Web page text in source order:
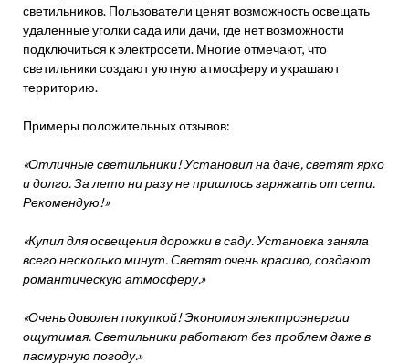
светильников. Пользователи ценят возможность освещать
удаленные уголки сада или дачи, где нет возможности
подключиться к электросети. Многие отмечают, что
светильники создают уютную атмосферу и украшают
территорию.
Примеры положительных отзывов:
«Отличные светильники! Установил на даче, светят ярко
и долго. За лето ни разу не пришлось заряжать от сети.
Рекомендую!»
«Купил для освещения дорожки в саду. Установка заняла
всего несколько минут. Светят очень красиво, создают
романтическую атмосферу.»
«Очень доволен покупкой! Экономия электроэнергии
ощутимая. Светильники работают без проблем даже в
пасмурную погоду.»